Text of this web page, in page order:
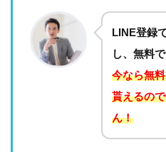
LINE登録
し、無料
今なら無
貰えるの
ん！